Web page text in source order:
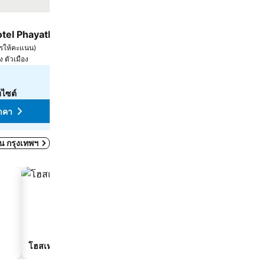
Phayathai
ให้คะแนน)
ตัวเมือง
ไซต์
คา
กรุงเทพฯ
โฮสเทล